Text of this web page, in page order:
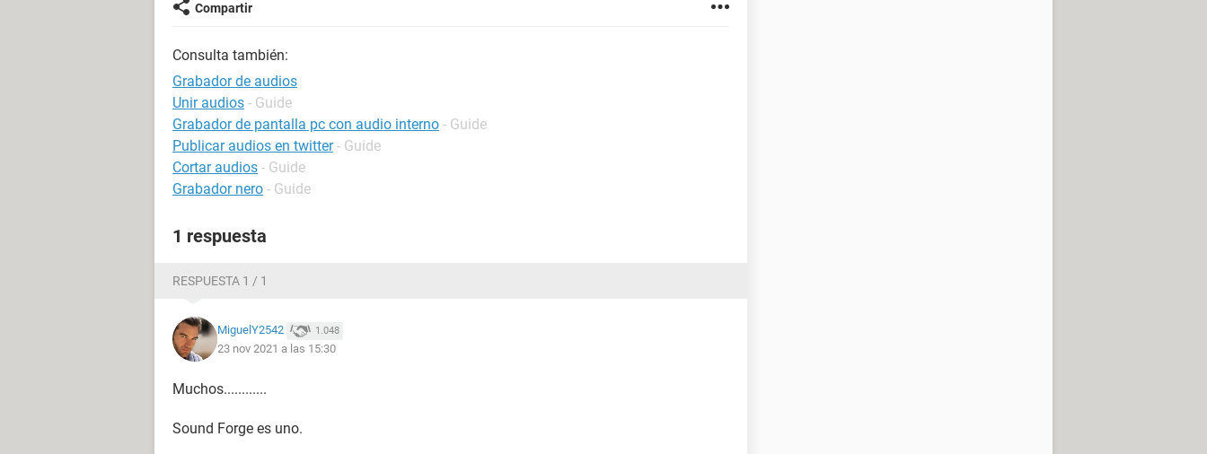
Compartir
Consulta también:
Grabador de audios
Unir audios - Guide
Grabador de pantalla pc con audio interno - Guide
Publicar audios en twitter - Guide
Cortar audios - Guide
Grabador nero - Guide
1 respuesta
RESPUESTA 1 / 1
MiguelY2542 1.048
23 nov 2021 a las 15:30
Muchos............
Sound Forge es uno.